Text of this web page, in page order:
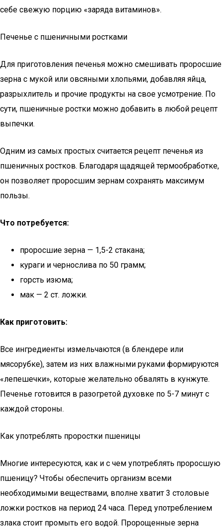
себе свежую порцию «заряда витаминов».
Печенье с пшеничными ростками
Для приготовления печенья можно смешивать проросшие
зерна с мукой или овсяными хлопьями, добавляя яйца,
разрыхлитель и прочие продукты на свое усмотрение. По
сути, пшеничные ростки можно добавить в любой рецепт
выпечки.
Одним из самых простых считается рецепт печенья из
пшеничных ростков. Благодаря щадящей термообработке,
он позволяет проросшим зернам сохранять максимум
пользы.
Что потребуется:
проросшие зерна — 1,5-2 стакана;
кураги и чернослива по 50 грамм;
горсть изюма;
мак — 2 ст. ложки.
Как приготовить:
Все ингредиенты измельчаются (в блендере или
мясорубке), затем из них влажными руками формируются
«лепешечки», которые желательно обвалять в кунжуте.
Печенье готовится в разогретой духовке по 5-7 минут с
каждой стороны.
Как употреблять проростки пшеницы
Многие интересуются, как и с чем употреблять проросшую
пшеницу? Чтобы обеспечить организм всеми
необходимыми веществами, вполне хватит 3 столовые
ложки ростков на период 24 часа. Перед употреблением
злака стоит промыть его водой. Пророщенные зерна